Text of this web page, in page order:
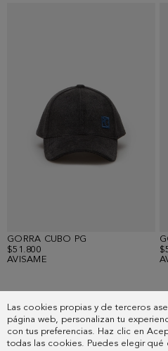
Las cookies propias y de terceros
página web, personalizan tu
con tus preferencias. Haz clic en
todas las cookies. Puedes elegir
GORRA CUBO PG
$51.800
AVISAME
8
resultados.